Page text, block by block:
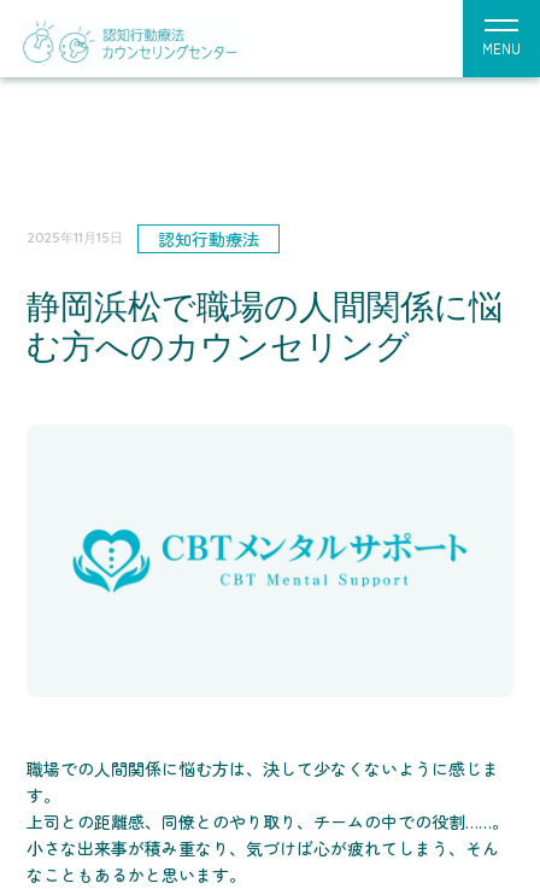
MENU
2025年11月15日 認知行動療法
静岡浜松で職場の人間関係に悩
む方へのカウンセリング
職場での人間関係に悩む方は、決して少なくないように感じま
す。
上司との距離感、同僚とのやり取り、チームの中での役割……。
小さな出来事が積み重なり、気づけば心が疲れてしまう、そん
なこともあるかと思います。